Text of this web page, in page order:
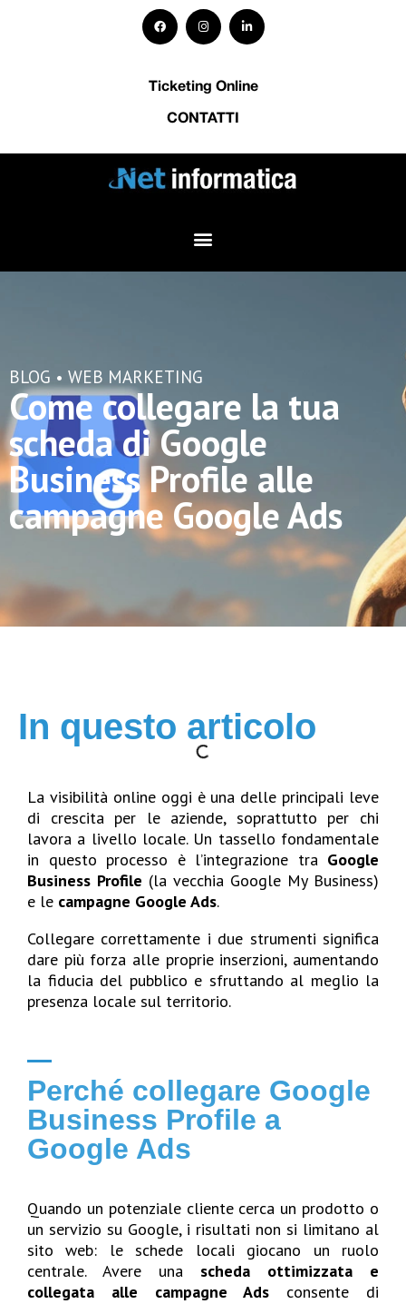
Ticketing Online
CONTATTI
BLOG • WEB MARKETING
Come collegare la tua
scheda di Google
Business Profile alle
campagne Google Ads
In questo articolo
La visibilità online oggi è una delle principali leve
di crescita per le aziende, soprattutto per chi
lavora a livello locale. Un tassello fondamentale
in questo processo è l’integrazione tra Google
Business Profile (la vecchia Google My Business)
e le campagne Google Ads.
Collegare correttamente i due strumenti significa
dare più forza alle proprie inserzioni, aumentando
la fiducia del pubblico e sfruttando al meglio la
presenza locale sul territorio.
Perché collegare Google
Business Profile a
Google Ads
Quando un potenziale cliente cerca un prodotto o
un servizio su Google, i risultati non si limitano al
sito web: le schede locali giocano un ruolo
centrale. Avere una scheda ottimizzata e
collegata alle campagne Ads consente di